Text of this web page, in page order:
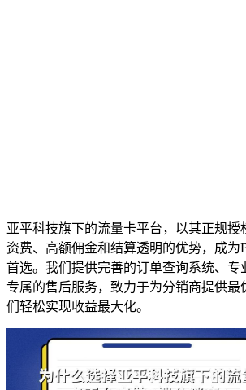
亚平科技旗下的流量卡平台，以其正规授
资费、高额佣金和结算透明的优势，成为
首选。我们提供完善的订单查询系统、专
专属的售后服务，致力于为分销商提供最
们轻松实现收益最大化。